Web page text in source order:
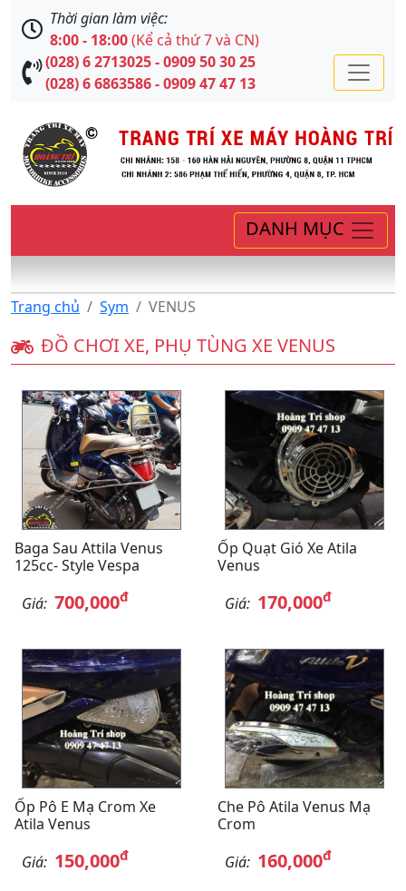
Thời gian làm việc:
8:00 - 18:00(Kể cả thứ 7 và CN)
(028) 6 2713025 - 0909 50 30 25
(028) 6 6863586 - 0909 47 47 13
DANH MỤC
Trang chủ Sym VENUS
ĐỒ CHƠI XE, PHỤ TÙNG XE VENUS
Baga Sau Attila Venus
125cc- Style Vespa
Giá: 700,000đ
Ốp Quạt Gió Xe Atila
Venus
Giá: 170,000đ
Ốp Pô E Mạ Crom Xe
Atila Venus
Giá: 150,000đ
Che Pô Atila Venus Mạ
Crom
Giá: 160,000đ